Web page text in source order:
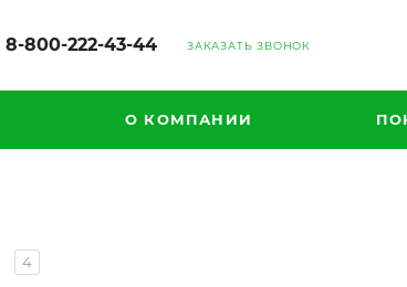
8-800-222-43-44 ЗАКАЗАТЬ ЗВОНОК
О КОМПАНИИ
4